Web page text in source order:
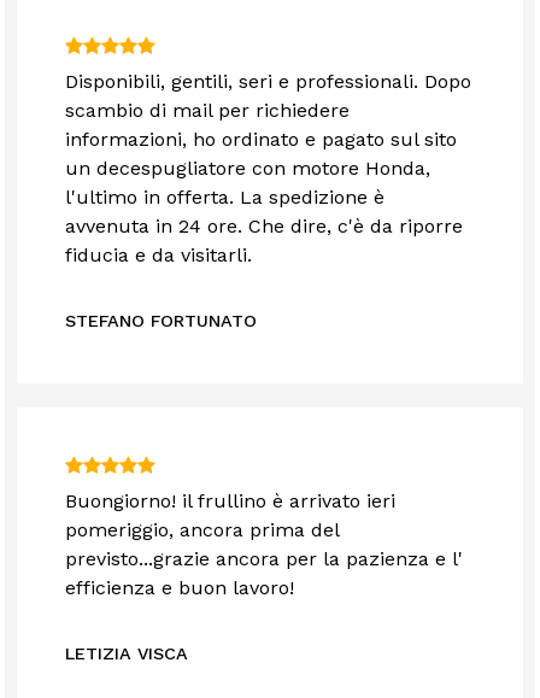
Disponibili, gentili, seri e professionali. Dopo
scambio di mail per richiedere
informazioni, ho ordinato e pagato sul sito
un decespugliatore con motore Honda,
l'ultimo in offerta. La spedizione è
avvenuta in 24 ore. Che dire, c'è da riporre
fiducia e da visitarli.
STEFANO FORTUNATO
Buongiorno! il frullino è arrivato ieri
pomeriggio, ancora prima del
previsto...grazie ancora per la pazienza e l'
efficienza e buon lavoro!
LETIZIA VISCA